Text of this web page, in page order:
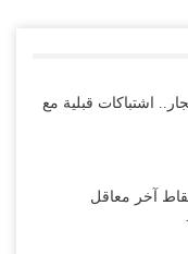
إلى السعودية.. ناقلات
شحنة…
اشتباكات قبلية مع
آخر معاقل